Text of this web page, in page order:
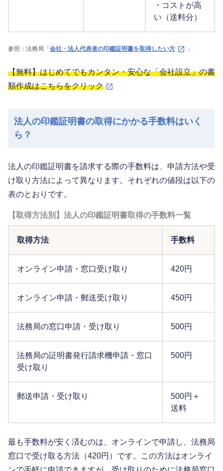
・コストが高
い（送料分）
参照：法務局「会社・法人代表者の印鑑証明書を取得したい方 」
【無料】はじめてでもカンタン・安心な「会社設立」の書
類作成はこちらをクリック
法人の印鑑証明書の取得にかかる手数料はいく
ら？
法人の印鑑証明書を請求する際の手数料は、申請方法や受
け取り方法によって異なります。それぞれの値段は以下の
表のとおりです。
【取得方法別】法人の印鑑証明書取得の手数料一覧
取得方法 手数料
オンライン申請・窓口受け取り 420円
オンライン申請・郵送受け取り 450円
法務局の窓口申請・受け取り 500円
法務局の証明書発行請求機申請・窓口
受け取り
500円
郵送申請・受け取り
500円＋
送料
最も手数料が安く済むのは、オンラインで申請し、法務局
窓口で受け取る方法（420円）です。この方法はオンライ